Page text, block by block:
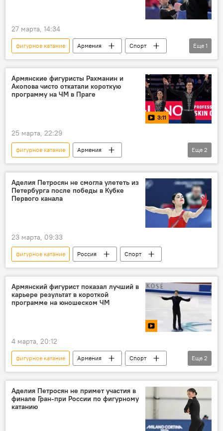
27 марта, 14:34
фигурное катание Армения
Спорт
Новости Армения
Еще 1
Армянские фигуристы Рахманин и
Акопова чисто откатали короткую
программу на ЧМ в Праге
3:11
25 марта, 22:29
фигурное катание
Армения
Новости Армения
Видео
Еще 2
Аделия Петросян не смогла улететь из
Петербурга после победы в Кубке
Первого канала
23 марта, 09:33
фигурное катание Россия Спорт
Армянский фигурист показал лучший в
карьере результат в короткой
программе на юношеском ЧМ
4 марта, 20:12
фигурное катание Армения
Спорт
Новости Армения
Видео
Еще 2
Аделия Петросян не примет участия в
финале Гран-при России по фигурному
катанию